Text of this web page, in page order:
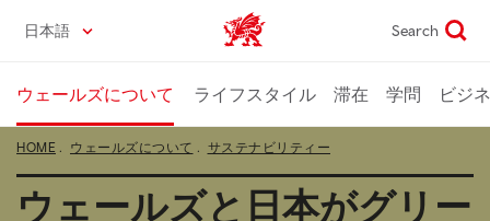
content
日本語 Wales home Search
ウェールズについて ライフスタイル 滞在 学問 ビジ
HOME ウェールズについて サステナビリティー
ウェールズと日本がグリー